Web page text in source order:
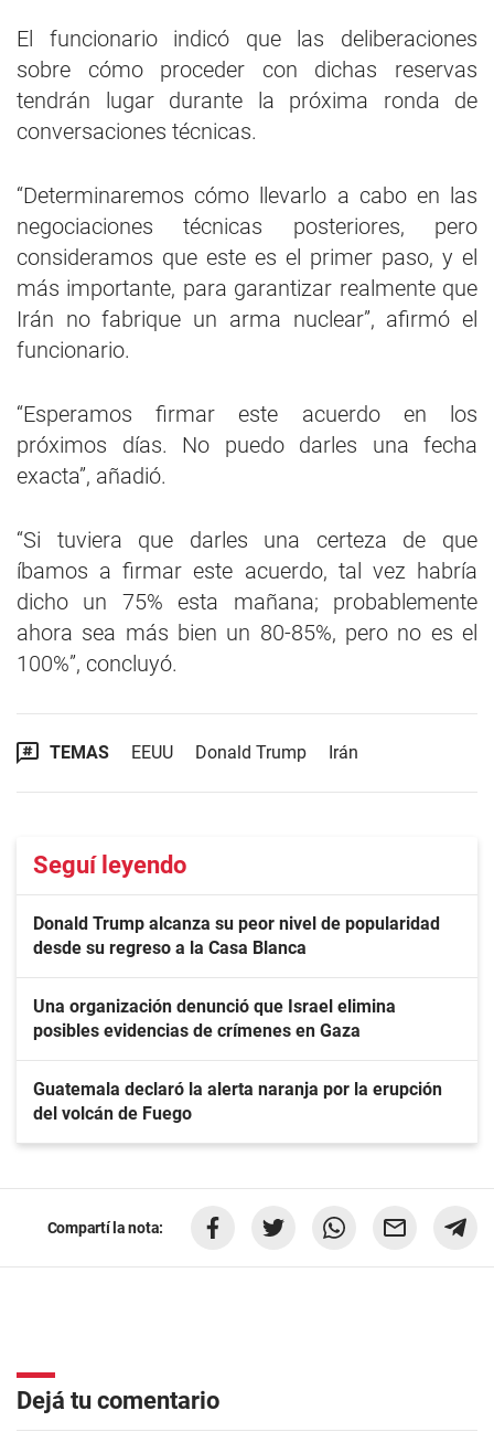
El funcionario indicó que las deliberaciones
sobre cómo proceder con dichas reservas
tendrán lugar durante la próxima ronda de
conversaciones técnicas.
“Determinaremos cómo llevarlo a cabo en las
negociaciones técnicas posteriores, pero
consideramos que este es el primer paso, y el
más importante, para garantizar realmente que
Irán no fabrique un arma nuclear”, afirmó el
funcionario.
“Esperamos firmar este acuerdo en los
próximos días. No puedo darles una fecha
exacta”, añadió.
“Si tuviera que darles una certeza de que
íbamos a firmar este acuerdo, tal vez habría
dicho un 75% esta mañana; probablemente
ahora sea más bien un 80-85%, pero no es el
100%”, concluyó.
TEMAS EEUU Donald Trump Irán
Seguí leyendo
Donald Trump alcanza su peor nivel de popularidad
desde su regreso a la Casa Blanca
Una organización denunció que Israel elimina
posibles evidencias de crímenes en Gaza
Guatemala declaró la alerta naranja por la erupción
del volcán de Fuego
Compartí la nota:
Dejá tu comentario